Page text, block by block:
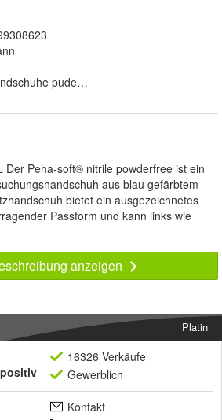
puderfrei
Der Peha-soft® nitrile powderfree ist ein
aus blau gefärbtem
bietet ein ausgezeichnetes
Passform und kann links wie
anzeigen
Platin
16326 Verkäufe
Gewerblich
Kontakt